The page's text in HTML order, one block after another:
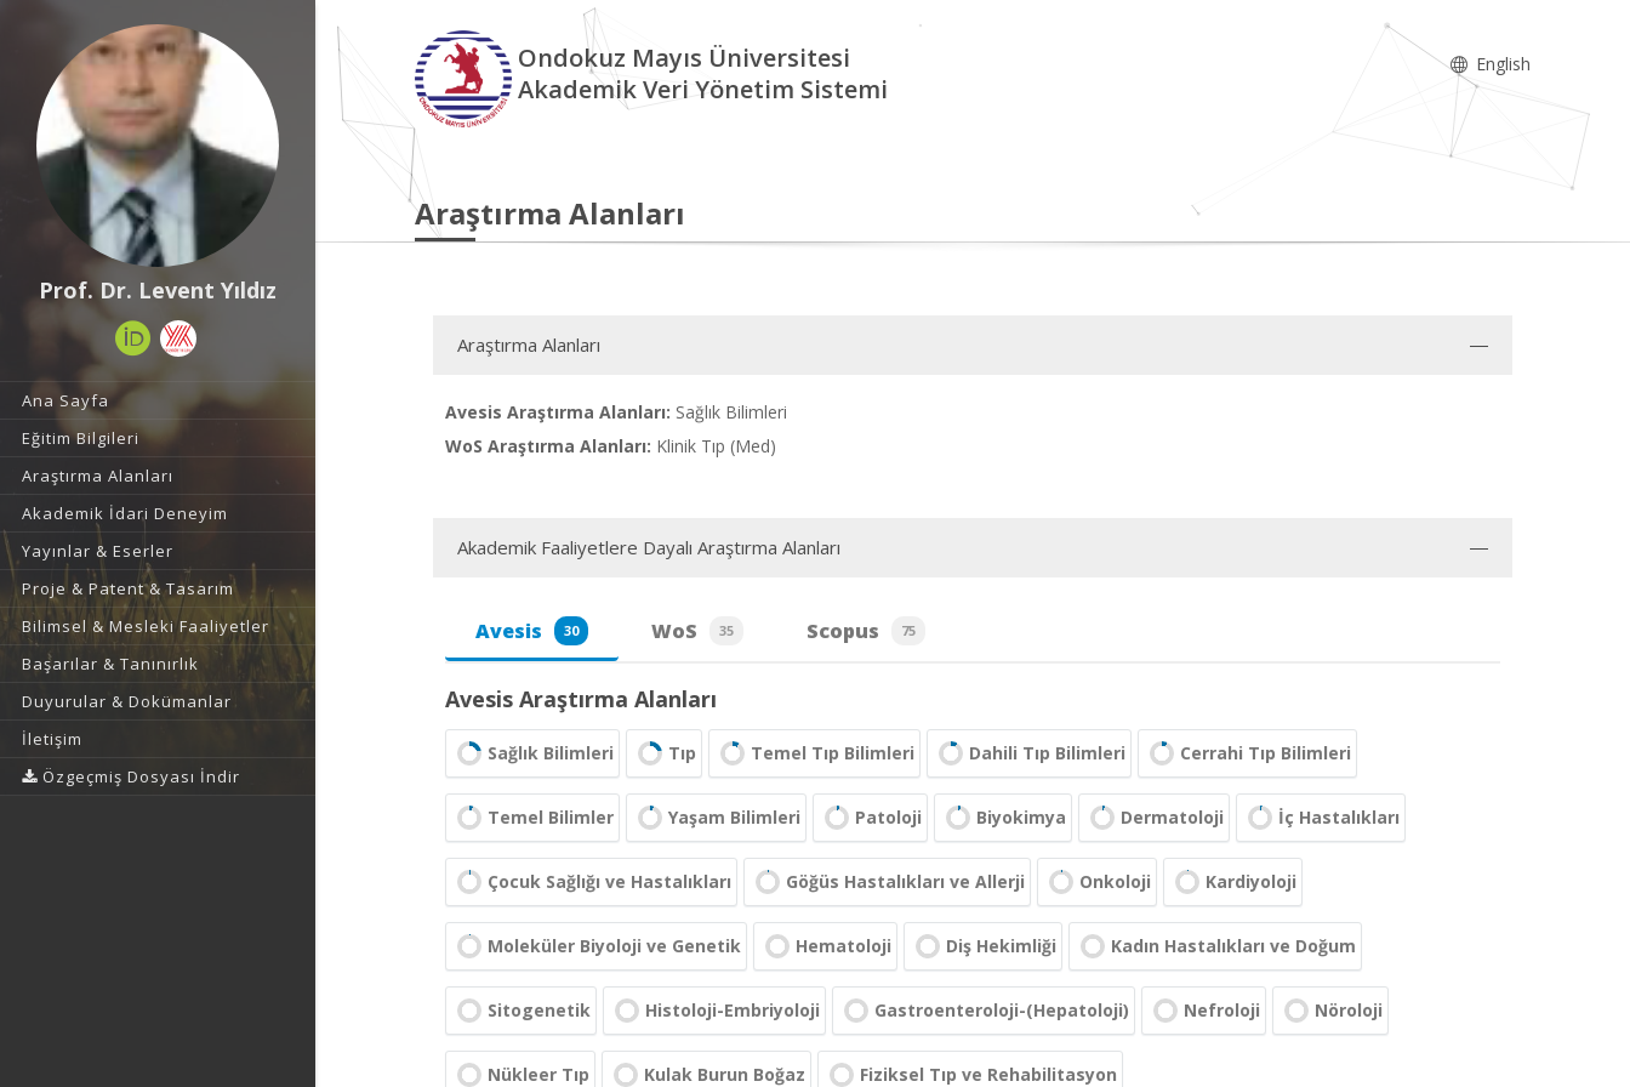
Prof. Dr. Levent Yıldız
Ana Sayfa
Eğitim Bilgileri
Araştırma Alanları
Akademik İdari Deneyim
Yayınlar & Eserler
Proje & Patent & Tasarım
Bilimsel & Mesleki Faaliyetler
Başarılar & Tanınırlık
Duyurular & Dokümanlar
İletişim
Özgeçmiş Dosyası İndir
Ondokuz Mayıs Üniversitesi
Akademik Veri Yönetim Sistemi
English
Araştırma Alanları
Araştırma Alanları
Avesis Araştırma Alanları: Sağlık Bilimleri
WoS Araştırma Alanları: Klinik Tıp (Med)
Akademik Faaliyetlere Dayalı Araştırma Alanları
Avesis 30 WoS 35 Scopus 75
Avesis Araştırma Alanları
Sağlık Bilimleri Tıp Temel Tıp Bilimleri Dahili Tıp Bilimleri Cerrahi Tıp Bilimleri
Temel Bilimler Yaşam Bilimleri Patoloji Biyokimya Dermatoloji İç Hastalıkları
Çocuk Sağlığı ve Hastalıkları Göğüs Hastalıkları ve Allerji Onkoloji Kardiyoloji
Moleküler Biyoloji ve Genetik Hematoloji Diş Hekimliği Kadın Hastalıkları ve Doğum
Sitogenetik Histoloji-Embriyoloji Gastroenteroloji-(Hepatoloji) Nefroloji Nöroloji
Nükleer Tıp Kulak Burun Boğaz Fiziksel Tıp ve Rehabilitasyon